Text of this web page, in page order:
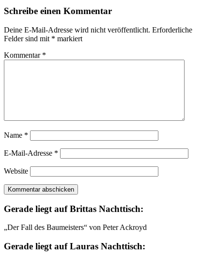
Bassani
Schreibe einen Kommentar
Deine E-Mail-Adresse wird nicht veröffentlicht. Erforderliche
Felder sind mit * markiert
Kommentar *
Name *
E-Mail-Adresse *
Website
Gerade liegt auf Brittas Nachttisch:
„Der Fall des Baumeisters“ von Peter Ackroyd
Gerade liegt auf Lauras Nachttisch: